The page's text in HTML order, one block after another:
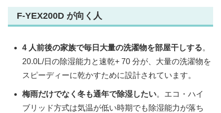
F-YEX200D が向く人
4 人前後の家族で毎日大量の洗濯物を部屋干しする。
20.0L/日の除湿能力と速乾+ 70 分が、大量の洗濯物を
スピーディーに乾かすために設計されています。
梅雨だけでなく冬も通年で除湿したい。エコ・ハイ
ブリッド方式は気温が低い時期でも除湿能力が落ち